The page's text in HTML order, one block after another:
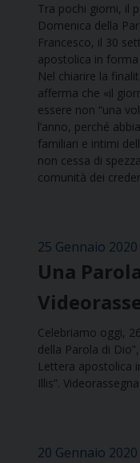
Tra pochi giorni, il
Domenica della
Francesco, il 30
apostolica in
Nel chiarire la
afferma che «il
essere non “una
l’anno, perché
familiari e intimi
non cessa di
comunità dei
25 Gennaio 2020
Una
Celebriamo oggi,
della Parola di
Lettera apostolica
Illis”.
20 Gennaio 2020